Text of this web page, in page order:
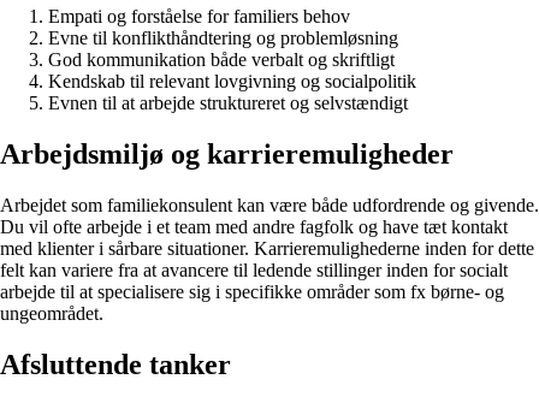
Empati og forståelse for familiers behov
Evne til konflikthåndtering og problemløsning
God kommunikation både verbalt og skriftligt
Kendskab til relevant lovgivning og socialpolitik
Evnen til at arbejde struktureret og selvstændigt
Arbejdsmiljø og karrieremuligheder
Arbejdet som familiekonsulent kan være både udfordrende og givende.
Du vil ofte arbejde i et team med andre fagfolk og have tæt kontakt
med klienter i sårbare situationer. Karrieremulighederne inden for dette
felt kan variere fra at avancere til ledende stillinger inden for socialt
arbejde til at specialisere sig i specifikke områder som fx børne- og
ungeområdet.
Afsluttende tanker